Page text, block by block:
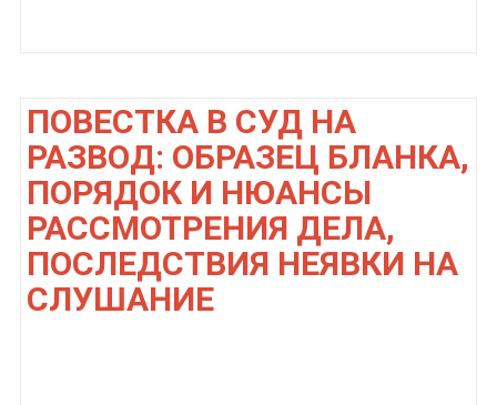
ПОВЕСТКА В СУД НА
РАЗВОД: ОБРАЗЕЦ БЛАНКА,
ПОРЯДОК И НЮАНСЫ
РАССМОТРЕНИЯ ДЕЛА,
ПОСЛЕДСТВИЯ НЕЯВКИ НА
СЛУШАНИЕ